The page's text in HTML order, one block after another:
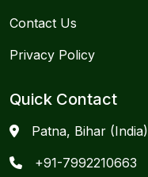
Contact Us
Privacy Policy
Quick Contact
Patna, Bihar (India)
+91-7992210663